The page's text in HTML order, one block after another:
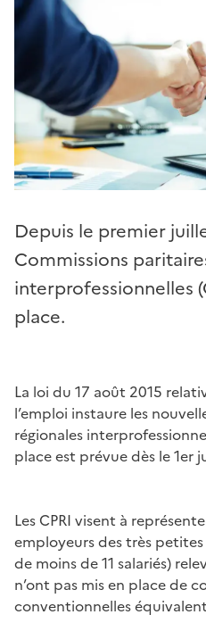
Depuis le premier
Commissions
interprofessionnelles
place.
La loi du 17 août 2015
l’emploi instaure les
régionales
place est prévue dès le 1er
Les CPRI visent à
employeurs des très
de moins de 11 salariés)
n’ont pas mis en place de
conventionnelles